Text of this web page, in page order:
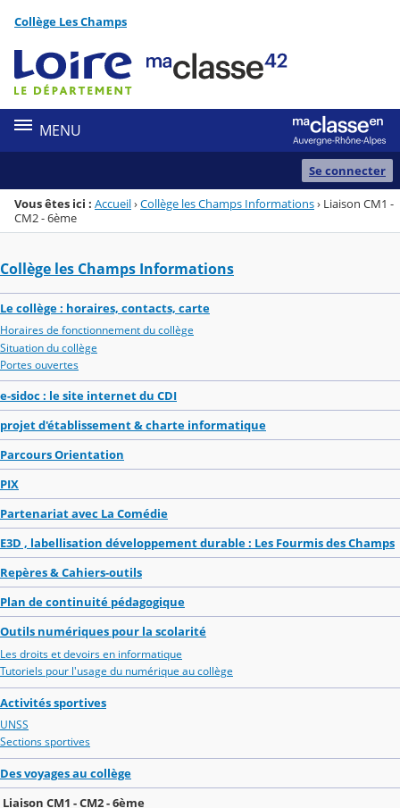
Menu de la rubrique
Contenu
Collège Les Champs
MENU
Se connecter
Vous êtes ici : Accueil›Collège les Champs Informations› Liaison CM1 -
CM2 - 6ème
Collège les Champs Informations
Le collège : horaires, contacts, carte
Horaires de fonctionnement du collège
Situation du collège
Portes ouvertes
e-sidoc : le site internet du CDI
projet d'établissement & charte informatique
Parcours Orientation
PIX
Partenariat avec La Comédie
E3D , labellisation développement durable : Les Fourmis des Champs
Repères & Cahiers-outils
Plan de continuité pédagogique
Outils numériques pour la scolarité
Les droits et devoirs en informatique
Tutoriels pour l'usage du numérique au collège
Activités sportives
UNSS
Sections sportives
Des voyages au collège
Liaison CM1 - CM2 - 6ème